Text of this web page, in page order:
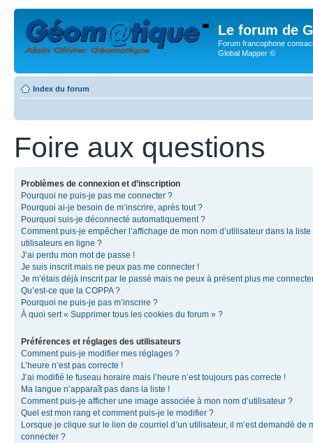
Le forum de
Forum francophone
Global Mapper ©
Index du forum
Foire aux questions
Problèmes de connexion et d’inscription
Pourquoi ne puis-je pas me connecter ?
Pourquoi ai-je besoin de m’inscrire, après tout ?
Pourquoi suis-je déconnecté automatiquement ?
Comment puis-je empêcher l’affichage de mon nom d’utilisateur dans la liste
utilisateurs en ligne ?
J’ai perdu mon mot de passe !
Je suis inscrit mais ne peux pas me connecter !
Je m’étais déjà inscrit par le passé mais ne peux à présent plus me
Qu’est-ce que la COPPA ?
Pourquoi ne puis-je pas m’inscrire ?
À quoi sert « Supprimer tous les cookies du forum » ?
Préférences et réglages des utilisateurs
Comment puis-je modifier mes réglages ?
L’heure n’est pas correcte !
J’ai modifié le fuseau horaire mais l’heure n’est toujours pas correcte !
Ma langue n’apparaît pas dans la liste !
Comment puis-je afficher une image associée à mon nom d’utilisateur ?
Quel est mon rang et comment puis-je le modifier ?
Lorsque je clique sur le lien de courriel d’un utilisateur, il m’est demandé de
connecter ?